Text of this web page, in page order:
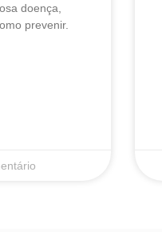
doença,
prevenir.